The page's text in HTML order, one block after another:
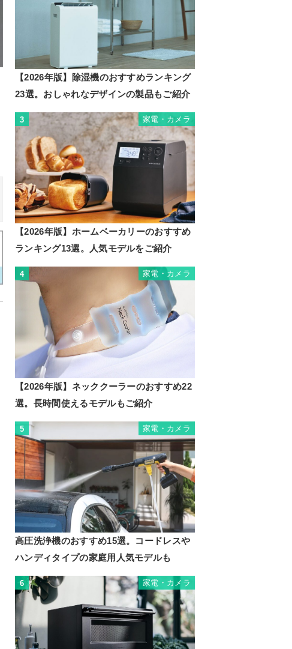
【2026年版】除湿機のおすすめランキング
23選。おしゃれなデザインの製品もご紹介
3 家電・カメラ
【2026年版】ホームベーカリーのおすすめ
ランキング13選。人気モデルをご紹介
4 家電・カメラ
【2026年版】ネッククーラーのおすすめ22
選。長時間使えるモデルもご紹介
5 家電・カメラ
高圧洗浄機のおすすめ15選。コードレスや
ハンディタイプの家庭用人気モデルも
6 家電・カメラ